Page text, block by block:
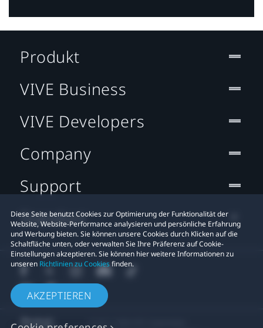
Diese Seite benutzt Cookies zur Optimierung der Funktionalität der
Website, Website-Performance analysieren und persönliche Erfahrung
und Werbung bieten. Sie können unsere Cookies durch Klicken auf die
Schaltfläche unten, oder verwalten Sie Ihre Präferenz auf Cookie-
Einstellungen akzeptieren. Sie können hier weitere Informationen zu
unseren Richtlinien zu Cookiesfinden.
AKZEPTIEREN
Produkt
VIVE Business
VIVE Developers
Company
Support
Standort